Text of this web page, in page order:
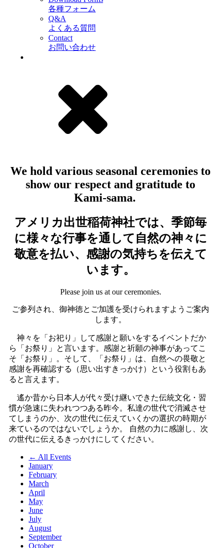
各種フォーム
Q&A
よくある質問
Contact
お問い合わせ
We hold various seasonal ceremonies to
show our respect and gratitude to
Kami-sama.
アメリカ出世稲荷神社では、季節毎
に様々な行事を通して自然の神々に
敬意を払い、感謝の気持ちを伝えて
います。
Please join us at our ceremonies.
ご参列され、御神徳とご加護を受けられますようご案内
します。
神々を「お祀り」して感謝と願いをするイベントだか
ら「お祭り」と言います。感謝と祈願の神事があってこ
そ「お祭り」。そして、「お祭り」は、自然への畏敬と
感謝を再確認する（思い出すきっかけ）という役割もあ
ると言えます。
遙か昔から日本人が代々受け継いできた伝統文化・習
慣が急速に失われつつある昨今。私達の世代で消滅させ
てしまうのか、次の世代に伝えていくかの選択の時期が
来ているのではないでしょうか。 自然の力に感謝し、次
の世代に伝えるきっかけにしてください。
← All Events
January
February
March
April
May
June
July
August
September
October